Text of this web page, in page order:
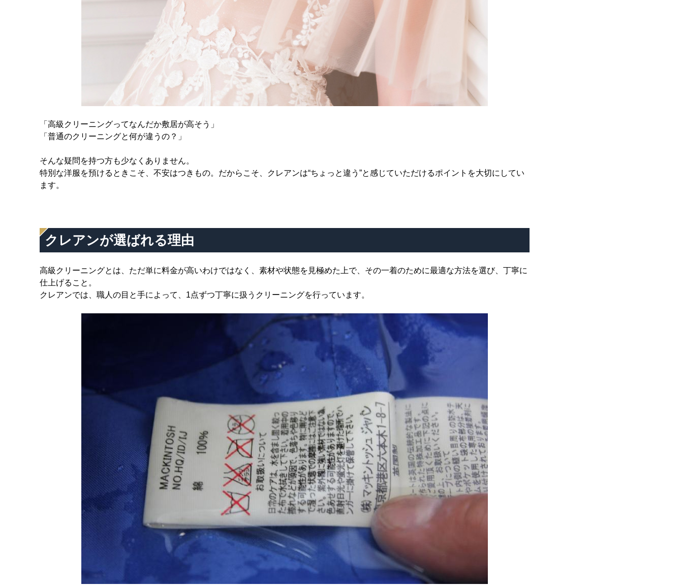
「高級クリーニングってなんだか敷居が高そう」
「普通のクリーニングと何が違うの？」
そんな疑問を持つ方も少なくありません。
特別な洋服を預けるときこそ、不安はつきもの。だからこそ、クレアンは“ちょっと違う”と感じていただけるポイントを大切にしてい
ます。
クレアンが選ばれる理由
高級クリーニングとは、ただ単に料金が高いわけではなく、素材や状態を見極めた上で、その一着のために最適な方法を選び、丁寧に
仕上げること。
クレアンでは、職人の目と手によって、1点ずつ丁寧に扱うクリーニングを行っています。